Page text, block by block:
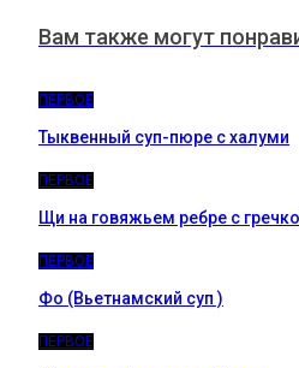
Вам также могут
ПЕРВОЕ
Тыквенный суп-пюре с халуми
ПЕРВОЕ
Щи на говяжьем ребре с
ПЕРВОЕ
Фо (Вьетнамский суп )
ПЕРВОЕ